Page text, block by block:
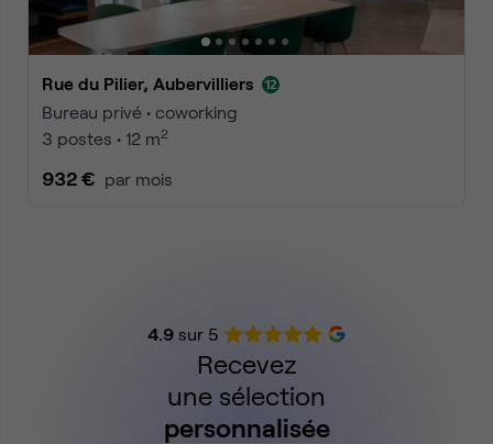
Rue du Pilier, Aubervilliers
Bureau privé • coworking
3 postes • 12 m2
932 € par mois
4.9sur 5
Recevez
une sélection
personnalisée